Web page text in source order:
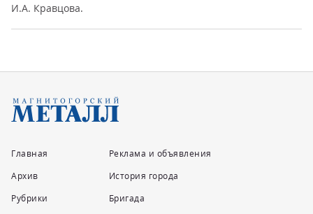
И.А. Кравцова.
Главная
Архив
Рубрики
Реклама и объявления
История города
Бригада